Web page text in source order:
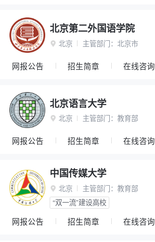
北京第二外国语学院
 北京 主管部门： 北京市
网报公告 招生简章 在线咨询
北京语言大学
 北京 主管部门： 教育部
网报公告 招生简章 在线咨询
中国传媒大学
 北京 主管部门： 教育部
“双一流”建设高校
网报公告 招生简章 在线咨询